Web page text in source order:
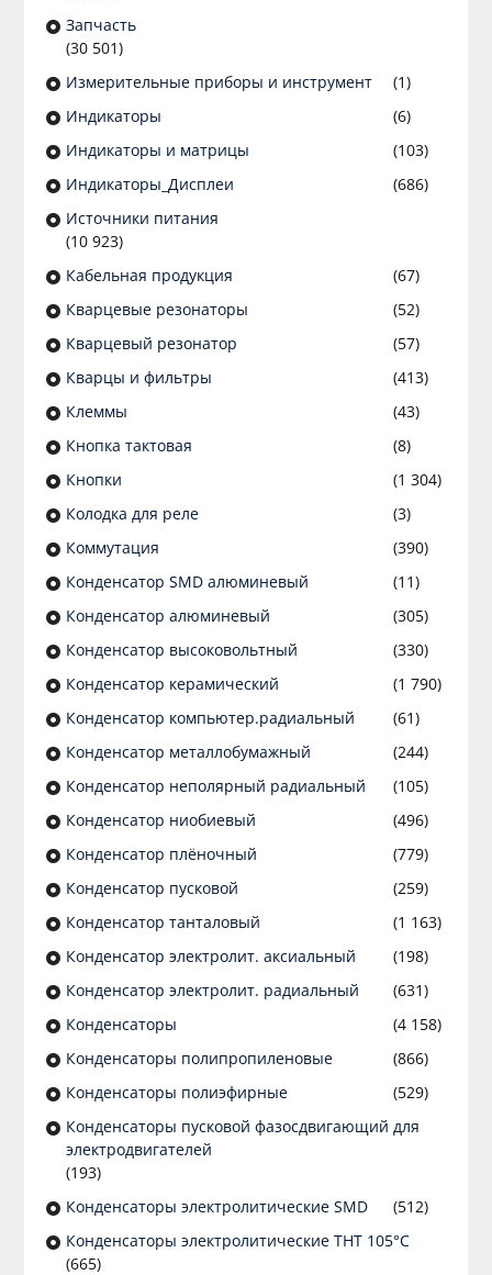
Запчасть
(30 501)
Измерительные приборы и инструмент
(1)
Индикаторы
(6)
Индикаторы и матрицы
(103)
Индикаторы_Дисплеи
(686)
Источники питания
(10 923)
Кабельная продукция
(67)
Кварцевые резонаторы
(52)
Кварцевый резонатор
(57)
Кварцы и фильтры
(413)
Клеммы
(43)
Кнопка тактовая
(8)
Кнопки
(1 304)
Колодка для реле
(3)
Коммутация
(390)
Конденсатор SMD алюминевый
(11)
Конденсатор алюминевый
(305)
Конденсатор высоковольтный
(330)
Конденсатор керамический
(1 790)
Конденсатор компьютер.радиальный
(61)
Конденсатор металлобумажный
(244)
Конденсатор неполярный радиальный
(105)
Конденсатор ниобиевый
(496)
Конденсатор плёночный
(779)
Конденсатор пусковой
(259)
Конденсатор танталовый
(1 163)
Конденсатор электролит. аксиальный
(198)
Конденсатор электролит. радиальный
(631)
Конденсаторы
(4 158)
Конденсаторы полипропиленовые
(866)
Конденсаторы полиэфирные
(529)
Конденсаторы пусковой фазосдвигающий для
электродвигателей
(193)
Конденсаторы электролитические SMD
(512)
Конденсаторы электролитические THT 105°C
(665)